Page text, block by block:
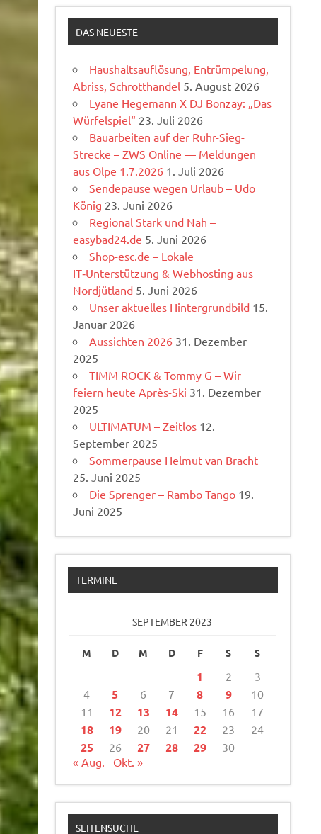
DAS NEUESTE
Haushaltsauflösung, Entrümpelung,
Abriss, Schrotthandel 5. August 2026
Lyane Hegemann X DJ Bonzay: „Das
Würfelspiel“ 23. Juli 2026
Bauarbeiten auf der Ruhr-Sieg-
Strecke – ZWS Online — Meldungen
aus Olpe 1.7.2026 1. Juli 2026
Sendepause wegen Urlaub – Udo
König 23. Juni 2026
Regional Stark und Nah –
easybad24.de 5. Juni 2026
Shop-esc.de – Lokale
IT‑Unterstützung & Webhosting aus
Nordjütland 5. Juni 2026
Unser aktuelles Hintergrundbild 15.
Januar 2026
Aussichten 2026 31. Dezember
2025
TIMM ROCK & Tommy G – Wir
feiern heute Après-Ski 31. Dezember
2025
ULTIMATUM – Zeitlos 12.
September 2025
Sommerpause Helmut van Bracht
25. Juni 2025
Die Sprenger – Rambo Tango 19.
Juni 2025
TERMINE
SEPTEMBER 2023
M D M D F S S
1 2
3
4
5 6 7 8 9
10
11
12 13 14 15 16 17
18 19 20 21 22 23 24
25 26 27 28 29
30
« Aug.
Okt. »
SEITENSUCHE